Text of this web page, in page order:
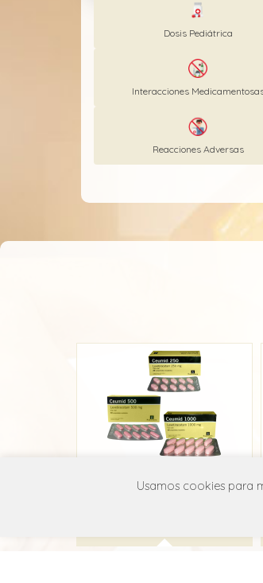
Dosis Pediátrica
Interacciones
Reacciones Adversas
Ceumid
Usamos cookies para